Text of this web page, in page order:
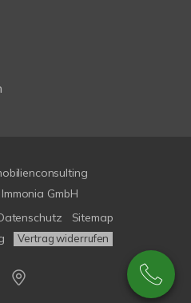
Immonia GmbH
Sitemap
Vertrag widerrufen